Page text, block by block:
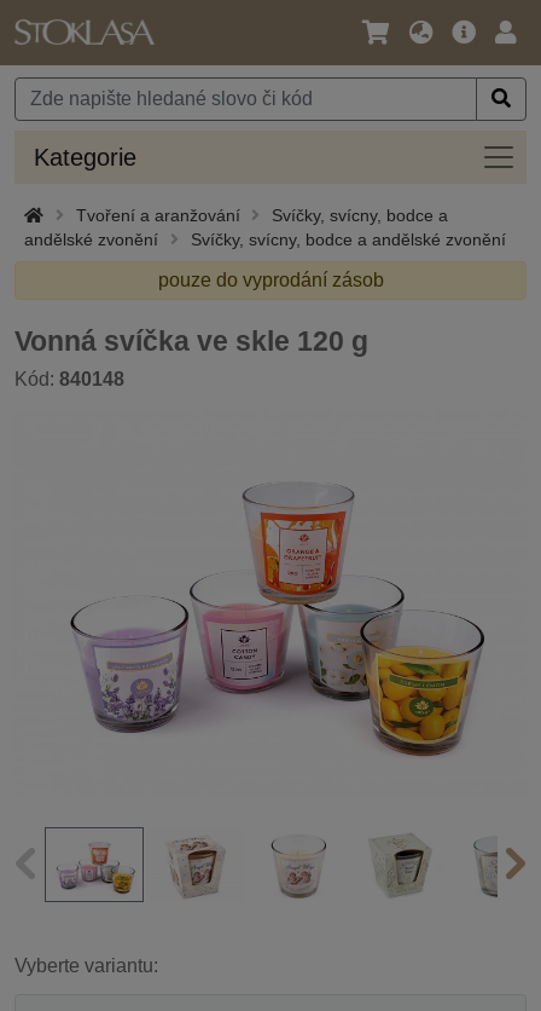
Jazyk
Měna
Hlavní
Kategorie
Tvoření a aranžování
Svíčky, svícny, bodce a
andělské zvonění
Svíčky, svícny, bodce a andělské zvonění
pouze do vyprodání zásob
Vonná svíčka ve skle 120 g
Kód: 840148
Vyberte variantu: